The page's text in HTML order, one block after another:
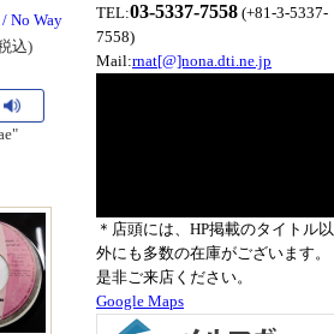
No Way
込)
TEL:03-5337-7558 (+81-3-5337-
7558)
Mail:rnat[@]nona.dti.ne.jp
＊店頭には、HP掲載のタイトル以
外にも多数の在庫がございます。
是非ご来店ください。
Google Maps